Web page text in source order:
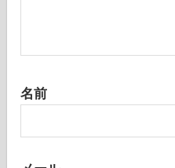
名前